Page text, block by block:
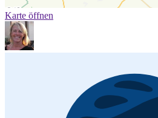
Karte öffnen